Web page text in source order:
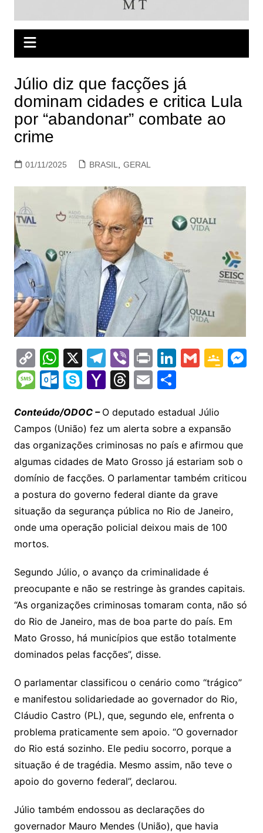
Júlio diz que facções já
dominam cidades e critica Lula
por “abandonar” combate ao
crime
01/11/2025 BRASIL, GERAL
C
o
p
y
Li
n
k
W
h
at
s
A
p
p
X T
el
e
gr
a
m
Vi
b
er
Pr
in
t
Li
n
k
e
dI
n
G
l
G
e
Cl
a
s
sr
o
M
M
s
s
a
g
e
O
lo
o
k.
c
o
m
S
y
p
e
Y
h
o
o
M
ai
l
T
e
a
d
s
E
ai
l
S
ar
e
Conteúdo/ODOC – O deputado estadual Júlio
Campos (União) fez um alerta sobre a expansão
das organizações criminosas no país e afirmou que
algumas cidades de Mato Grosso já estariam sob o
domínio de facções. O parlamentar também criticou
a postura do governo federal diante da grave
situação da segurança pública no Rio de Janeiro,
onde uma operação policial deixou mais de 100
mortos.
Segundo Júlio, o avanço da criminalidade é
preocupante e não se restringe às grandes capitais.
“As organizações criminosas tomaram conta, não só
do Rio de Janeiro, mas de boa parte do país. Em
Mato Grosso, há municípios que estão totalmente
dominados pelas facções”, disse.
O parlamentar classificou o cenário como “trágico”
e manifestou solidariedade ao governador do Rio,
Cláudio Castro (PL), que, segundo ele, enfrenta o
problema praticamente sem apoio. “O governador
do Rio está sozinho. Ele pediu socorro, porque a
situação é de tragédia. Mesmo assim, não teve o
apoio do governo federal”, declarou.
Júlio também endossou as declarações do
governador Mauro Mendes (União), que havia